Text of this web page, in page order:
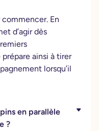
En
d’agir dès
ainsi à tirer
lorsqu’il
en parallèle
?